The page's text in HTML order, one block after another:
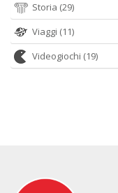
Storia (29)
Viaggi (11)
Videogiochi (19)